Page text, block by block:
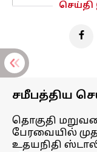
செய்தி
சமீபத்திய
தொகுதி
பேரவையில்
உதயநிதி